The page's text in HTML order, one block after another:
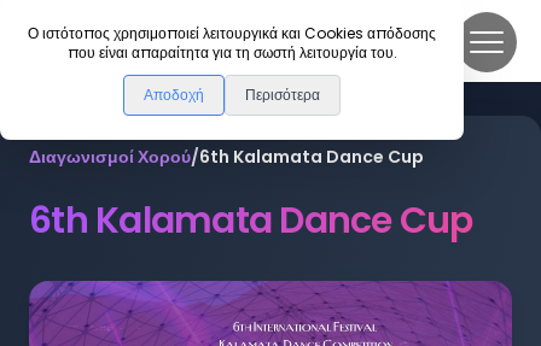
Ο ιστότοπος χρησιμοποιεί λειτουργικά και Cookies απόδοσης
που είναι απαραίτητα για τη σωστή λειτουργία του.
Αποδοχή Περισότερα
DanceLink
Διαγωνισμοί Χορού/6th Kalamata Dance Cup
6th Kalamata Dance Cup